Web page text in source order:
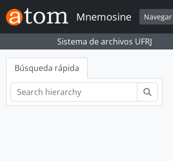
Skip to main content
Mnemosine Navegar
Sistema de archivos UFRJ
Búsqueda rápida